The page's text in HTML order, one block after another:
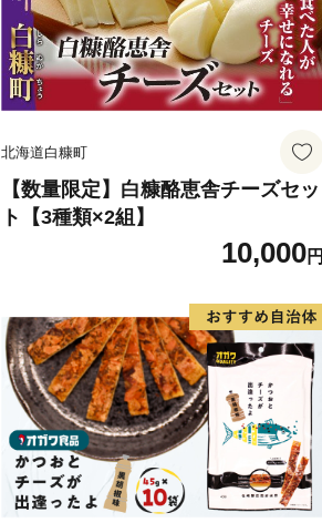
北海道白糠町
【数量限定】白糠酪恵舎チーズセッ
ト【3種類×2組】
10,000円